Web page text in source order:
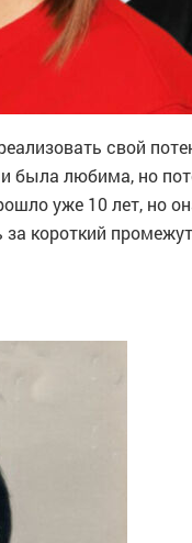
свой
была любима, но
уже 10 лет, но
короткий